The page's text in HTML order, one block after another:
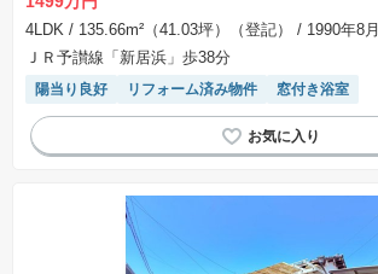
4LDK / 135.66m²（41.03坪）（登記）
/ 1990年8月
ＪＲ予讃線「新居浜」歩38分
陽当り良好 リフォーム済み物件 窓付き浴室